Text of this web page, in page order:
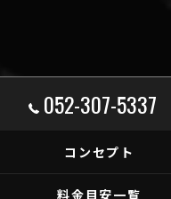
052-307-5337
コンセプト
料金目安一覧